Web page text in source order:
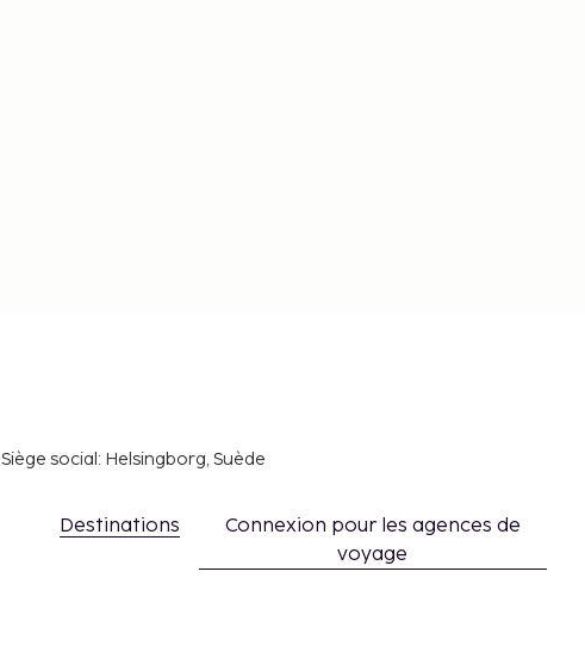
Siège social: Helsingborg, Suède
Destinations
Connexion pour les agences de
voyage